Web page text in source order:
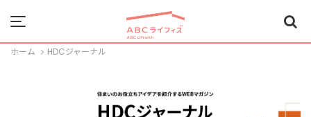
Menu
ホーム HDCジャーナル